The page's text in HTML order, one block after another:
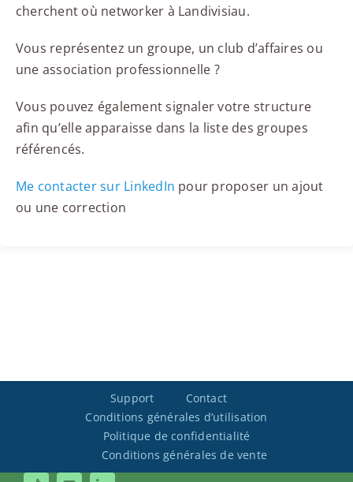
cherchent où networker à Landivisiau.
Vous représentez un groupe, un club d’affaires ou
une association professionnelle ?
Vous pouvez également signaler votre structure
afin qu’elle apparaisse dans la liste des groupes
référencés.
Me contacter sur LinkedIn pour proposer un ajout
ou une correction
Support
Contact
Conditions générales d’utilisation
Politique de confidentialité
Conditions générales de vente